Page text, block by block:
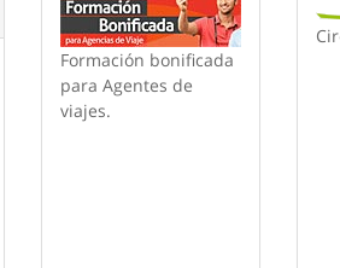
Formación bonificada
para Agentes de
viajes.